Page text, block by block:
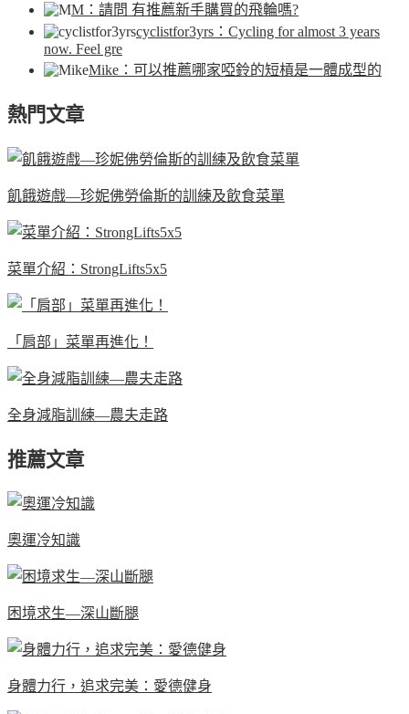
M ：請問 有推薦新手購買的飛輪嗎?
cyclistfor3yrs ：Cycling for almost 3 years
now. Feel gre
Mike ：可以推薦哪家啞鈴的短槓是一體成型的
熱門文章
飢餓遊戲—珍妮佛勞倫斯的訓練及飲食菜單
菜單介紹：StrongLifts5x5
「肩部」菜單再進化！
全身減脂訓練—農夫走路
推薦文章
奧運冷知識
困境求生—深山斷腿
身體力行，追求完美：愛德健身